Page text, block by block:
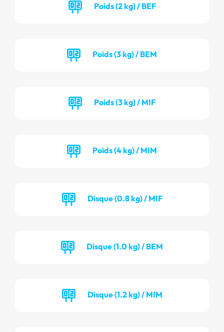
Poids (2 kg) / BEF
Poids (3 kg) / BEM
Poids (3 kg) / MIF
Poids (4 kg) / MIM
Disque (0.8 kg) / MIF
Disque (1.0 kg) / BEM
Disque (1.2 kg) / MIM